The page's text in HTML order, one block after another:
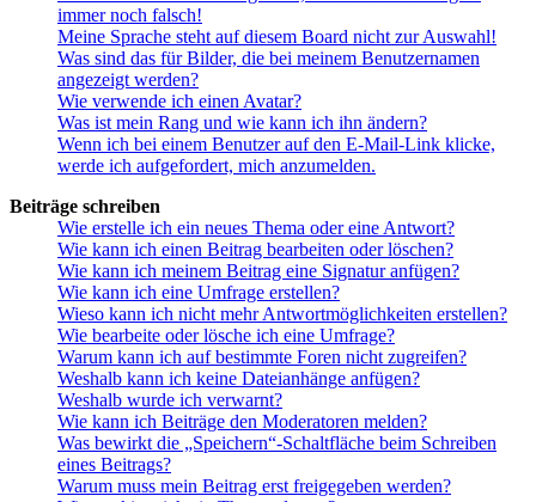
immer noch falsch!
Meine Sprache steht auf diesem Board nicht zur Auswahl!
Was sind das für Bilder, die bei meinem Benutzernamen
angezeigt werden?
Wie verwende ich einen Avatar?
Was ist mein Rang und wie kann ich ihn ändern?
Wenn ich bei einem Benutzer auf den E-Mail-Link klicke,
werde ich aufgefordert, mich anzumelden.
Beiträge schreiben
Wie erstelle ich ein neues Thema oder eine Antwort?
Wie kann ich einen Beitrag bearbeiten oder löschen?
Wie kann ich meinem Beitrag eine Signatur anfügen?
Wie kann ich eine Umfrage erstellen?
Wieso kann ich nicht mehr Antwortmöglichkeiten erstellen?
Wie bearbeite oder lösche ich eine Umfrage?
Warum kann ich auf bestimmte Foren nicht zugreifen?
Weshalb kann ich keine Dateianhänge anfügen?
Weshalb wurde ich verwarnt?
Wie kann ich Beiträge den Moderatoren melden?
Was bewirkt die „Speichern“-Schaltfläche beim Schreiben
eines Beitrags?
Warum muss mein Beitrag erst freigegeben werden?